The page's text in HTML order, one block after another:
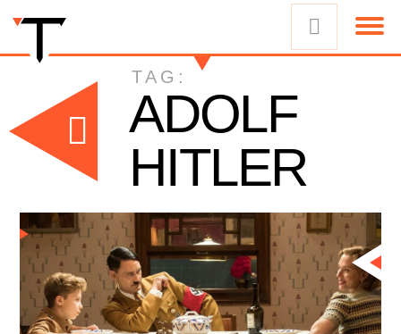
TAG:
ADOLF
HITLER